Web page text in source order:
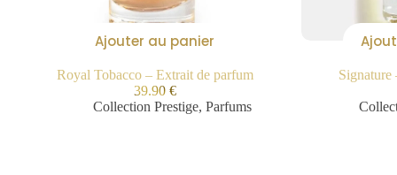
Ajouter au panier
Royal Tobacco – Extrait de parfum
39.90 €
Collection Prestige,Parfums
Signature